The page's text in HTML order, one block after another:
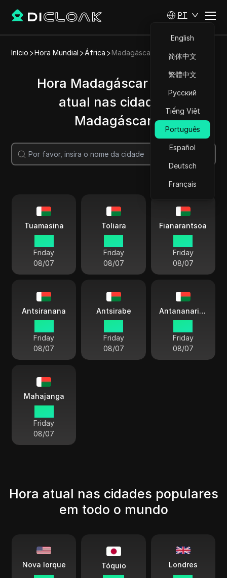
PT
English
简体中文
繁體中文
Русский
Tiếng Việt
Português
Español
Deutsch
Français
Início Hora Mundial África Madagáscar
Hora Madagáscar | Hora
atual nas cidades
Madagáscar
Pesquisar
Tuamasina
Friday
08/07
Toliara
Friday
08/07
Fianarantsoa
Friday
08/07
Antsiranana
Friday
08/07
Antsirabe
Friday
08/07
Antananarivo
Friday
08/07
Mahajanga
Friday
08/07
Hora atual nas cidades populares
em todo o mundo
Nova Iorque Tóquio Londres